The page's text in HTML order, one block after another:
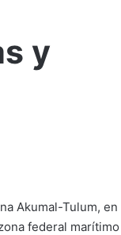
y
Akumal-Tulum, en
federal marítimo